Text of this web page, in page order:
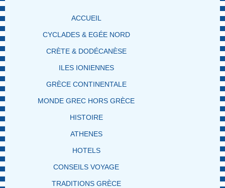
MENU PRINCIPAL
MASQUER LA NAVIGATION PRINCIPALE
MASQUER LA NAVIGATION SECONDAIRE
ACCUEIL
CYCLADES & EGÉE NORD
CRÈTE & DODÉCANÈSE
ILES IONIENNES
GRÈCE CONTINENTALE
MONDE GREC HORS GRÈCE
HISTOIRE
ATHENES
HOTELS
CONSEILS VOYAGE
TRADITIONS GRÈCE